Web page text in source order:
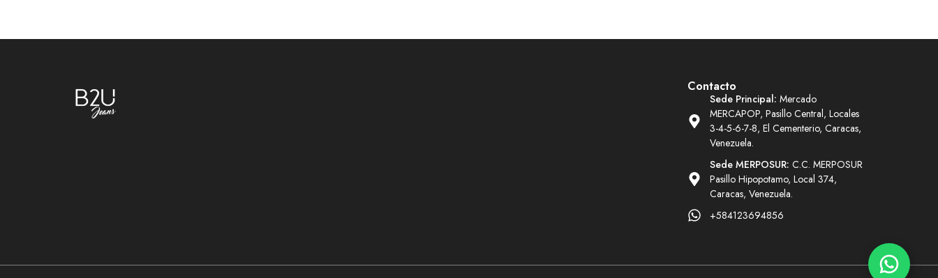
Contacto
Sede Principal: Mercado
MERCAPOP, Pasillo Central, Locales
3-4-5-6-7-8, El Cementerio, Caracas,
Venezuela.
Sede MERPOSUR: C.C. MERPOSUR
Pasillo Hipopotamo, Local 374,
Caracas, Venezuela.
+584123694856